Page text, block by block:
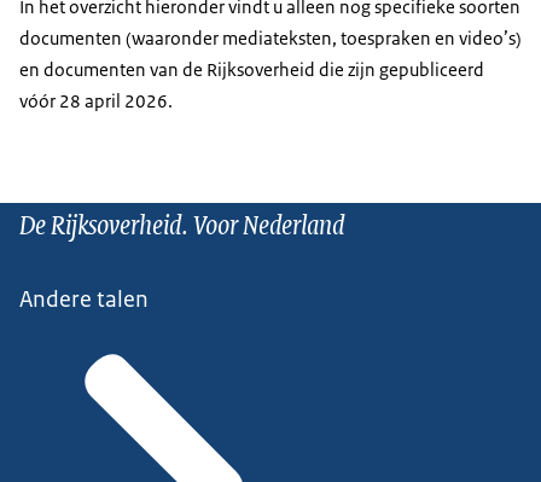
In het overzicht hieronder vindt u alleen nog specifieke soorten
documenten (waaronder mediateksten, toespraken en video’s)
en documenten van de Rijksoverheid die zijn gepubliceerd
vóór 28 april 2026.
De Rijksoverheid. Voor Nederland
Andere talen